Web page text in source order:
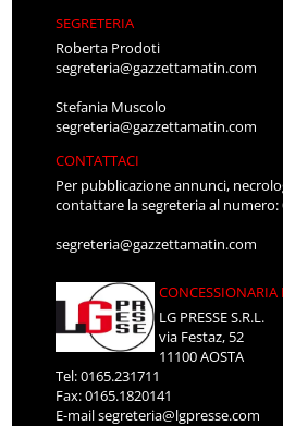
SEGRETERIA
Roberta Prodoti
segreteria@gazzettamatin.com
Stefania Muscolo
segreteria@gazzettamatin.com
CONTATTACI
Per pubblicazione annunci,
contattare la segreteria al numero:
segreteria@gazzettamatin.com
LG PRESSE S.R.L.
via Festaz, 52
11100 AOSTA
Tel: 0165.231711
Fax: 0165.1820141
E-mailsegreteria@lgpresse.com